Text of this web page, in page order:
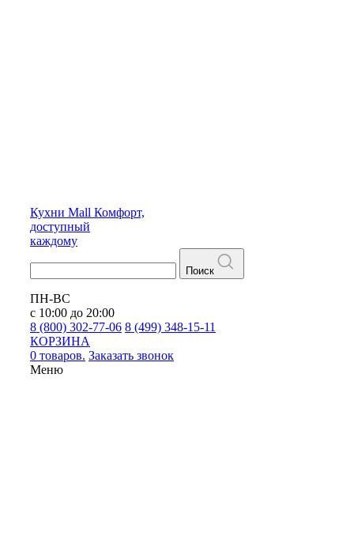
Кухни Mall Комфорт,
доступный
каждому
Поиск
ПН-ВС
с 10:00 до 20:00
8 (800) 302-77-06 8 (499) 348-15-11
КОРЗИНА
0 товаров. Заказать звонок
Меню